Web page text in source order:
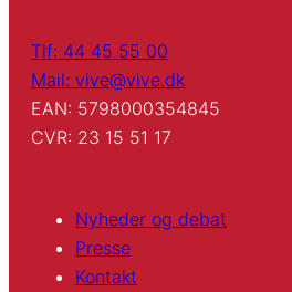
Tlf: 44 45 55 00
Mail: vive@vive.dk
EAN: 5798000354845
CVR: 23 15 51 17
Nyheder og debat
Presse
Kontakt